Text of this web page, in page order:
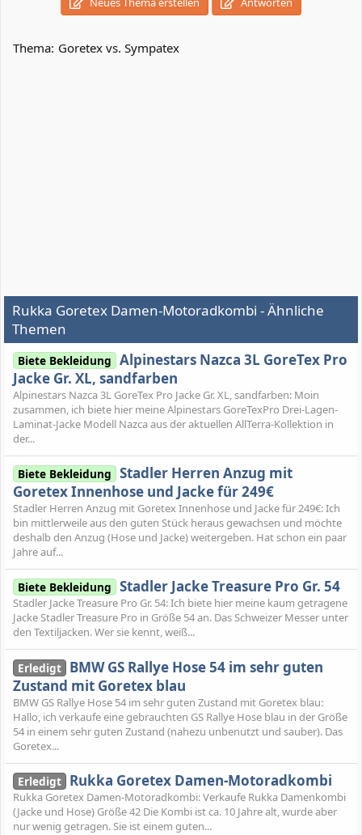
Thema: Goretex vs. Sympatex
Rukka Goretex Damen-Motoradkombi - Ähnliche
Themen
Biete Bekleidung Alpinestars Nazca 3L GoreTex Pro
Jacke Gr. XL, sandfarben
Alpinestars Nazca 3L GoreTex Pro Jacke Gr. XL, sandfarben: Moin
zusammen, ich biete hier meine Alpinestars GoreTexPro Drei-Lagen-
Laminat-Jacke Modell Nazca aus der aktuellen AllTerra-Kollektion in
der...
Biete Bekleidung Stadler Herren Anzug mit
Goretex Innenhose und Jacke für 249€
Stadler Herren Anzug mit Goretex Innenhose und Jacke für 249€: Ich
bin mittlerweile aus den guten Stück heraus gewachsen und möchte
deshalb den Anzug (Hose und Jacke) weitergeben. Hat schon ein paar
Jahre auf...
Biete Bekleidung Stadler Jacke Treasure Pro Gr. 54
Stadler Jacke Treasure Pro Gr. 54: Ich biete hier meine kaum getragene
Jacke Stadler Treasure Pro in Größe 54 an. Das Schweizer Messer unter
den Textiljacken. Wer sie kennt, weiß...
Erledigt BMW GS Rallye Hose 54 im sehr guten
Zustand mit Goretex blau
BMW GS Rallye Hose 54 im sehr guten Zustand mit Goretex blau:
Hallo, ich verkaufe eine gebrauchten GS Rallye Hose blau in der Größe
54 in einem sehr guten Zustand (nahezu unbenutzt und sauber). Das
Goretex...
Erledigt Rukka Goretex Damen-Motoradkombi
Rukka Goretex Damen-Motoradkombi: Verkaufe Rukka Damenkombi
(Jacke und Hose) Größe 42 Die Kombi ist ca. 10 Jahre alt, wurde aber
nur wenig getragen. Sie ist einem guten...